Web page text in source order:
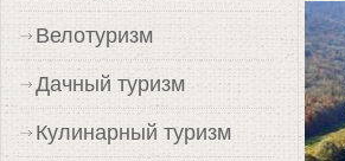
Велотуризм
Дачный туризм
Кулинарный туризм